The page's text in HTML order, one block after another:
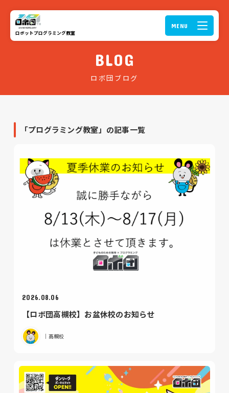
ロボットプログラミング教室
BLOG
ロボ団ブログ
「プログラミング教室」の記事一覧
2026.08.06
【ロボ団高槻校】お盆休校のお知らせ
｜高槻校